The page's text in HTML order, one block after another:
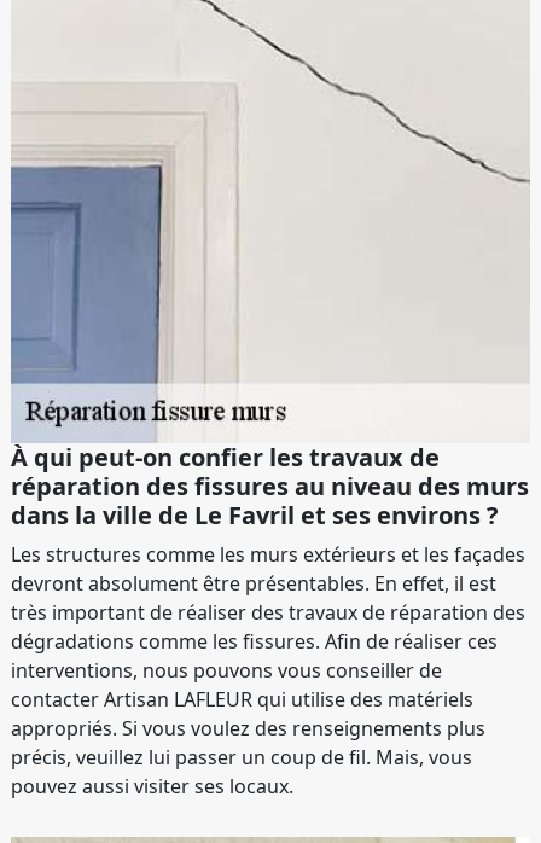
À qui peut-on confier les travaux de
réparation des fissures au niveau des murs
dans la ville de Le Favril et ses environs ?
Les structures comme les murs extérieurs et les façades
devront absolument être présentables. En effet, il est
très important de réaliser des travaux de réparation des
dégradations comme les fissures. Afin de réaliser ces
interventions, nous pouvons vous conseiller de
contacter Artisan LAFLEUR qui utilise des matériels
appropriés. Si vous voulez des renseignements plus
précis, veuillez lui passer un coup de fil. Mais, vous
pouvez aussi visiter ses locaux.